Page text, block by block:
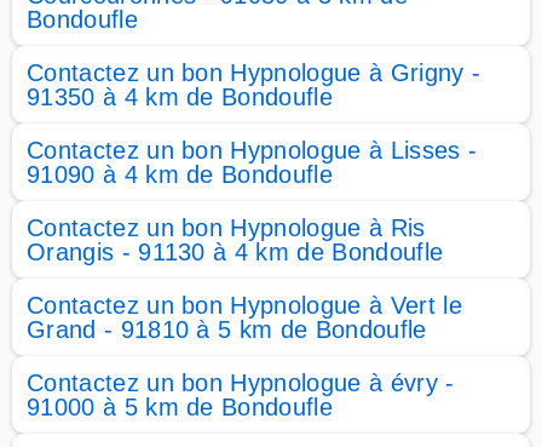
Bondoufle
Contactez un bon Hypnologue à Grigny -
91350 à 4 km de Bondoufle
Contactez un bon Hypnologue à Lisses -
91090 à 4 km de Bondoufle
Contactez un bon Hypnologue à Ris
Orangis - 91130 à 4 km de Bondoufle
Contactez un bon Hypnologue à Vert le
Grand - 91810 à 5 km de Bondoufle
Contactez un bon Hypnologue à évry -
91000 à 5 km de Bondoufle